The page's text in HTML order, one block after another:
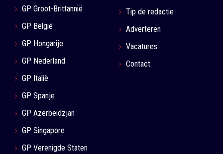
GP Groot-Brittannië
GP België
GP Hongarije
GP Nederland
GP Italië
GP Spanje
GP Azerbeidzjan
GP Singapore
GP Verenigde Staten
Tip de redactie
Adverteren
Vacatures
Contact